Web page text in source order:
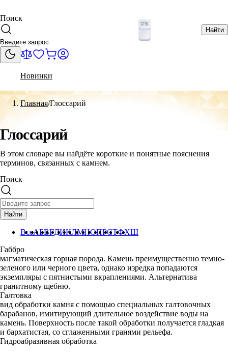
Поиск
Найти
Новинки
Главная Глоссарий
Глоссарий
В этом словаре вы найдёте короткие и понятные пояснения
терминов, связанных с камнем.
Поиск
Найти
ВсеАБВГДИКЛМНОПРСТФХШ
Габбро
магматическая горная порода. Камень преимущественно темно-
зеленого или черного цвета, однако изредка попадаются
экземпляры с пятнистыми вкраплениями. Альтернатива
гранитному щебню.
Галтовка
вид обработки камня с помощью специальных галтовочных
барабанов, имитирующий длительное воздействие воды на
камень. Поверхность после такой обработки получается гладкая
и бархатистая, со сглаженными гранями рельефа.
Гидроабразивная обработка